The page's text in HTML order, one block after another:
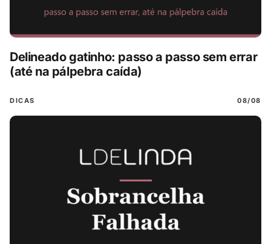
Delineado gatinho: passo a passo sem errar
(até na pálpebra caída)
DICAS 08/08